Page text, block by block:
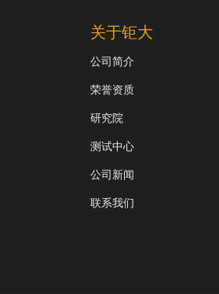
关于钜大
公司简介
荣誉资质
研究院
测试中心
公司新闻
联系我们